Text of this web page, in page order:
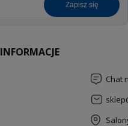
zapisz się
INFORMACJE
Chat